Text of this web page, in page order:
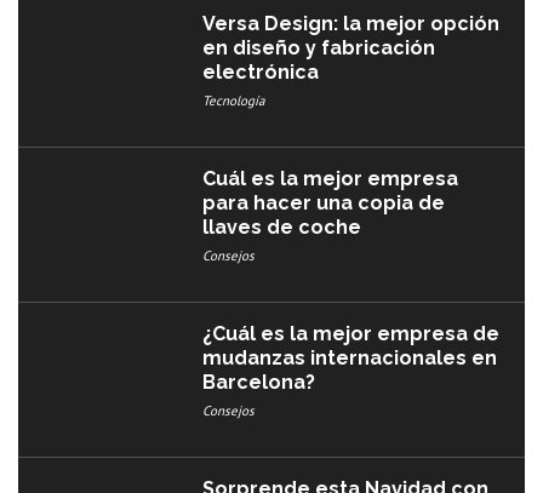
Versa Design: la mejor opción
en diseño y fabricación
electrónica
Tecnología
Cuál es la mejor empresa
para hacer una copia de
llaves de coche
Consejos
¿Cuál es la mejor empresa de
mudanzas internacionales en
Barcelona?
Consejos